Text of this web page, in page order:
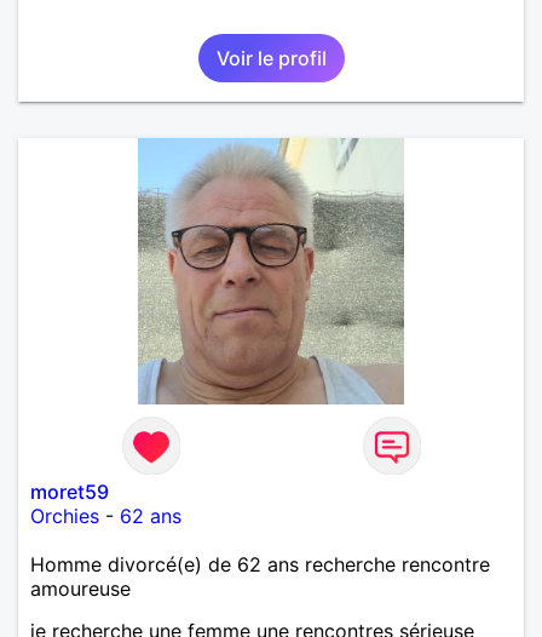
Voir le profil
moret59
Orchies - 62 ans
Homme divorcé(e) de 62 ans recherche rencontre
amoureuse
je recherche une femme une rencontres sérieuse